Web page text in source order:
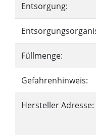
Entsorgung:
Füllmenge:
Gefahrenhinweis:
Hersteller Adresse: